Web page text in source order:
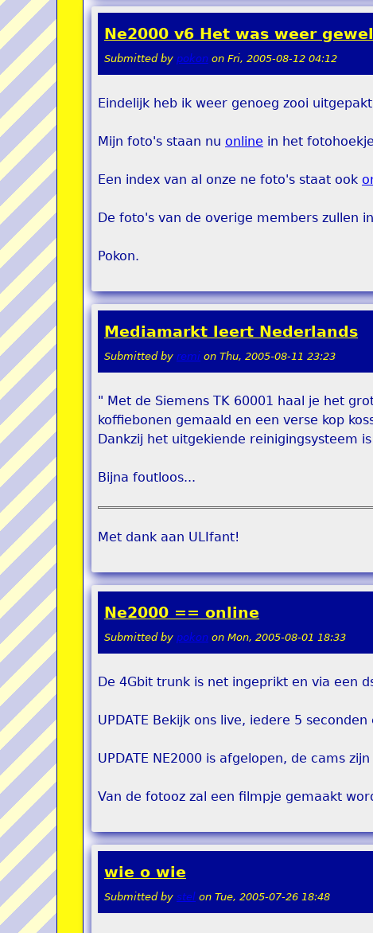
Ne2000 v6 Het was weer
Submitted by pokon on Fri, 2005-08-12 04:12
Eindelijk heb ik weer genoeg zooi
Mijn foto's staan nu online in het
Een index van al onze ne foto's staat ook
De foto's van de overige members zullen
Pokon.
Mediamarkt leert Nederlands
Submitted by remi on Thu, 2005-08-11 23:23
" Met de Siemens TK 60001 haal je het
koffiebonen gemaald en een verse kop
Dankzij het uitgekiende reinigingsysteem
Bijna foutloos...
Met dank aan ULIfant!
Ne2000 == online
Submitted by pokon on Mon, 2005-08-01 18:33
De 4Gbit trunk is net ingeprikt en via een
UPDATE Bekijk ons live, iedere 5
UPDATE NE2000 is afgelopen, de cams
Van de fotooz zal een filmpje gemaakt
wie o wie
Submitted by stel on Tue, 2005-07-26 18:48